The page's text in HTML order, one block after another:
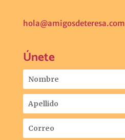
hola@amigosdeteresa.com
Únete